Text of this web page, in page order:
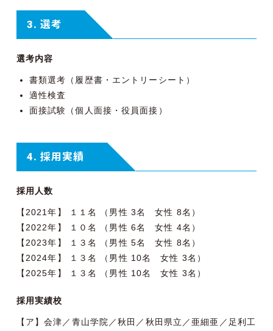
3. 選考
選考内容
書類選考（履歴書・エントリーシート）
適性検査
面接試験（個人面接・役員面接）
4. 採用実績
採用人数
【2021年】 １１名 （男性 3名 女性 8名）
【2022年】 １０名 （男性 6名 女性 4名）
【2023年】 １３名 （男性 5名 女性 8名）
【2024年】 １３名 （男性 10名 女性 3名）
【2025年】 １３名 （男性 10名 女性 3名）
採用実績校
【ア】会津／青山学院／秋田／秋田県立／亜細亜／足利工